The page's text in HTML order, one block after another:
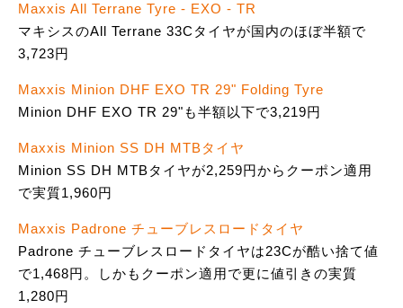
Maxxis All Terrane Tyre - EXO - TR
マキシスのAll Terrane 33Cタイヤが国内のほぼ半額で
3,723円
Maxxis Minion DHF EXO TR 29" Folding Tyre
Minion DHF EXO TR 29"も半額以下で3,219円
Maxxis Minion SS DH MTBタイヤ
Minion SS DH MTBタイヤが2,259円からクーポン適用
で実質1,960円
Maxxis Padrone チューブレスロードタイヤ
Padrone チューブレスロードタイヤは23Cが酷い捨て値
で1,468円。しかもクーポン適用で更に値引きの実質
1,280円